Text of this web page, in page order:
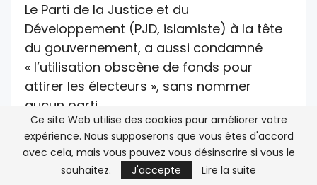
Le Parti de la Justice et du
Développement (PJD, islamiste) à la tête
du gouvernement, a aussi condamné
« l’utilisation obscène de fonds pour
attirer les électeurs », sans nommer
aucun parti.
Le PJD, le PAM et le RNI sont les principales
formations politiques à pouvoir prétendre
diriger le prochain exécutif, dirigé depuis
Ce site Web utilise des cookies pour améliorer votre
expérience. Nous supposerons que vous êtes d'accord
avec cela, mais vous pouvez vous désinscrire si vous le
souhaitez.
J'accepte Lire la suite